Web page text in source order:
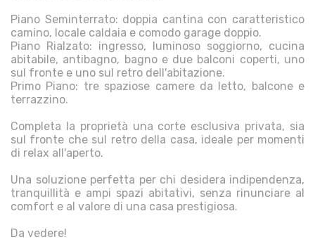
Piano Seminterrato: doppia cantina con caratteristico
camino, locale caldaia e comodo garage doppio.
Piano Rialzato: ingresso, luminoso soggiorno, cucina
abitabile, antibagno, bagno e due balconi coperti, uno
sul fronte e uno sul retro dell'abitazione.
Primo Piano: tre spaziose camere da letto, balcone e
terrazzino.
Completa la proprietà una corte esclusiva privata, sia
sul fronte che sul retro della casa, ideale per momenti
di relax all'aperto.
Una soluzione perfetta per chi desidera indipendenza,
tranquillità e ampi spazi abitativi, senza rinunciare al
comfort e al valore di una casa prestigiosa.
Da vedere!